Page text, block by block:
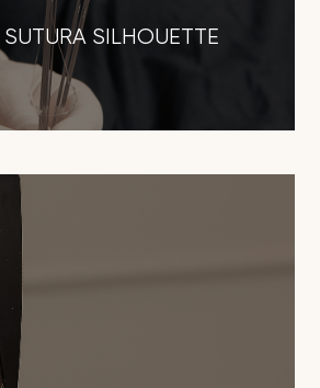
SILHOUETTE